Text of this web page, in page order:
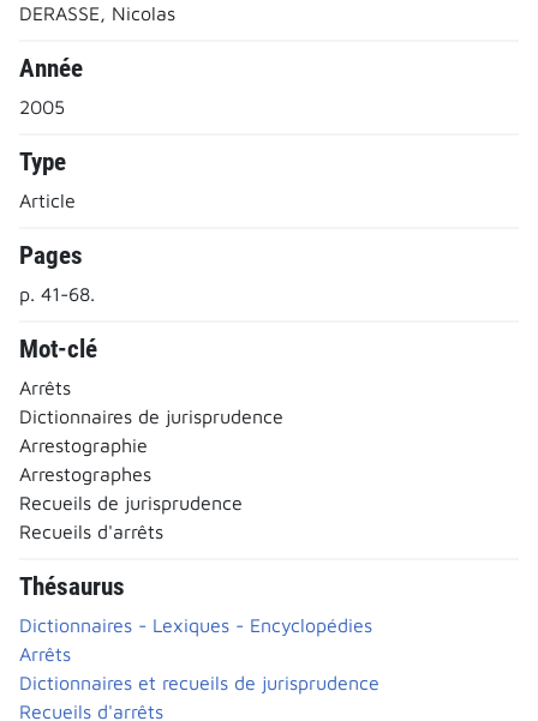
DERASSE, Nicolas
Année
2005
Type
Article
Pages
p. 41-68.
Mot-clé
Arrêts
Dictionnaires de jurisprudence
Arrestographie
Arrestographes
Recueils de jurisprudence
Recueils d'arrêts
Thésaurus
Dictionnaires - Lexiques - Encyclopédies
Arrêts
Dictionnaires et recueils de jurisprudence
Recueils d'arrêts